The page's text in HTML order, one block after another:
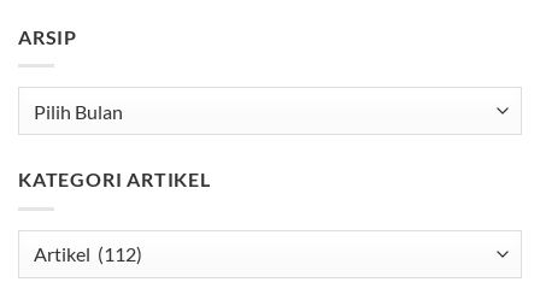
ARSIP
KATEGORI ARTIKEL
Kategori